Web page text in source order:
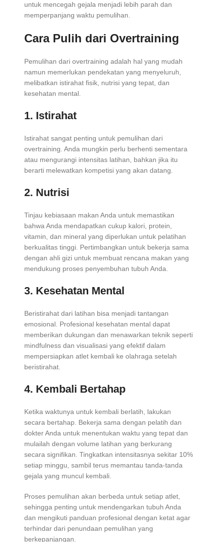
untuk mencegah gejala menjadi lebih parah dan
memperpanjang waktu pemulihan.
Cara Pulih dari Overtraining
Pemulihan dari overtraining adalah hal yang mudah
namun memerlukan pendekatan yang menyeluruh,
melibatkan istirahat fisik, nutrisi yang tepat, dan
kesehatan mental.
1. Istirahat
Istirahat sangat penting untuk pemulihan dari
overtraining. Anda mungkin perlu berhenti sementara
atau mengurangi intensitas latihan, bahkan jika itu
berarti melewatkan kompetisi yang akan datang.
2. Nutrisi
Tinjau kebiasaan makan Anda untuk memastikan
bahwa Anda mendapatkan cukup kalori, protein,
vitamin, dan mineral yang diperlukan untuk pelatihan
berkualitas tinggi. Pertimbangkan untuk bekerja sama
dengan ahli gizi untuk membuat rencana makan yang
mendukung proses penyembuhan tubuh Anda.
3. Kesehatan Mental
Beristirahat dari latihan bisa menjadi tantangan
emosional. Profesional kesehatan mental dapat
memberikan dukungan dan menawarkan teknik seperti
mindfulness dan visualisasi yang efektif dalam
mempersiapkan atlet kembali ke olahraga setelah
beristirahat.
4. Kembali Bertahap
Ketika waktunya untuk kembali berlatih, lakukan
secara bertahap. Bekerja sama dengan pelatih dan
dokter Anda untuk menentukan waktu yang tepat dan
mulailah dengan volume latihan yang berkurang
secara signifikan. Tingkatkan intensitasnya sekitar 10%
setiap minggu, sambil terus memantau tanda-tanda
gejala yang muncul kembali.
Proses pemulihan akan berbeda untuk setiap atlet,
sehingga penting untuk mendengarkan tubuh Anda
dan mengikuti panduan profesional dengan ketat agar
terhindar dari penundaan pemulihan yang
berkepanjangan.